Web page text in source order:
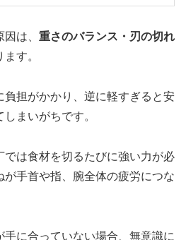
は、 重さのバランス・刃の切れ
す。
負担がかかり、逆に軽すぎると安
まいがちです。
では食材を切るたびに強い力が必
手首や指、腕全体の疲労につな
手に合っていない場合、無意識に